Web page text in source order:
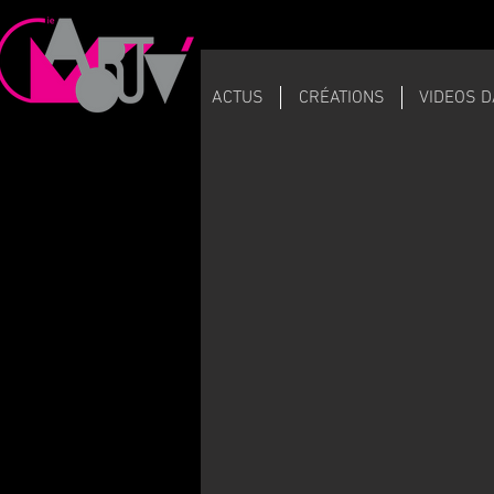
ACTUS CRÉATIONS VIDEOS